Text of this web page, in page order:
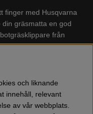
finger med Husqvarna
gräsmatta en god
från
för just din
och reservdelar till
Vi säljer även
så som:
röjsåg, häcksax,
och liknande
innehåll, relevant
av vår webbplats.